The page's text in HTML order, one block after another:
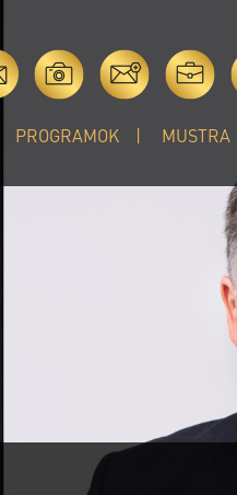
PROGRAMOK MUSTRA